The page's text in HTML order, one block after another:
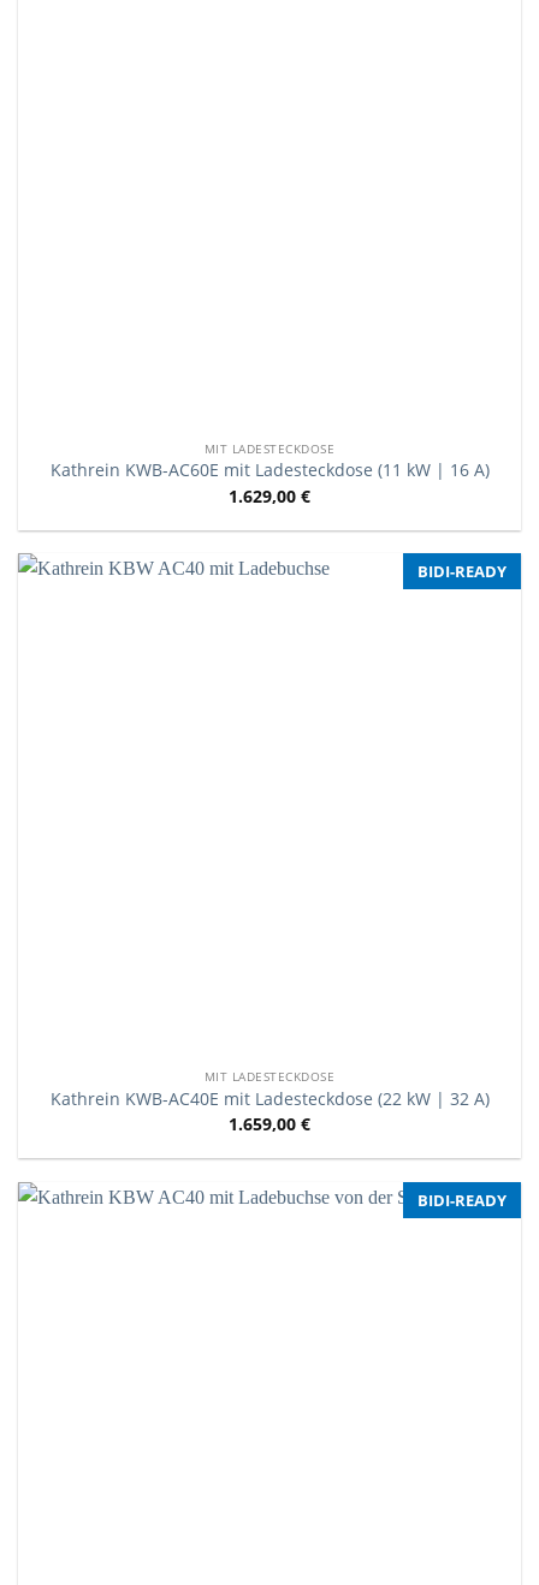
MIT LADESTECKDOSE
Kathrein KWB-AC60E mit Ladesteckdose (11 kW | 16 A)
1.629,00 €
BIDI-READY
MIT LADESTECKDOSE
Kathrein KWB-AC40E mit Ladesteckdose (22 kW | 32 A)
1.659,00 €
BIDI-READY